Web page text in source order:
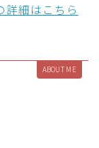
詳細はこちら
ABOUT ME